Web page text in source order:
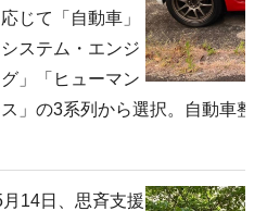
じて「自動車」
システム・エンジ
」「ヒューマン
」の3系列から選択。自動車整
14日、思斉支援